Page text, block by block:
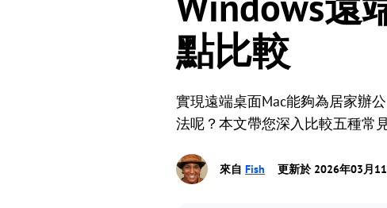
點比較
實現遠端桌面Mac能夠為居家辦
法呢？本文帶您深入比較五種常
來自 Fish 更新於 2026年03月